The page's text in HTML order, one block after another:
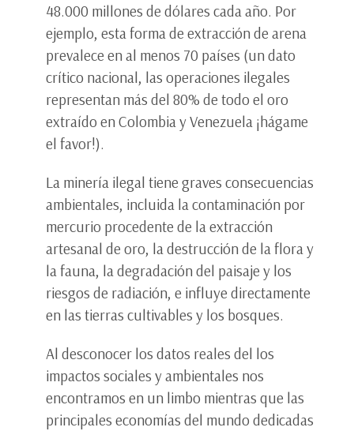
48.000 millones de dólares cada año. Por
ejemplo, esta forma de extracción de arena
prevalece en al menos 70 países (un dato
crítico nacional, las operaciones ilegales
representan más del 80% de todo el oro
extraído en Colombia y Venezuela ¡hágame
el favor!).
La minería ilegal tiene graves consecuencias
ambientales, incluida la contaminación por
mercurio procedente de la extracción
artesanal de oro, la destrucción de la flora y
la fauna, la degradación del paisaje y los
riesgos de radiación, e influye directamente
en las tierras cultivables y los bosques.
Al desconocer los datos reales del los
impactos sociales y ambientales nos
encontramos en un limbo mientras que las
principales economías del mundo dedicadas